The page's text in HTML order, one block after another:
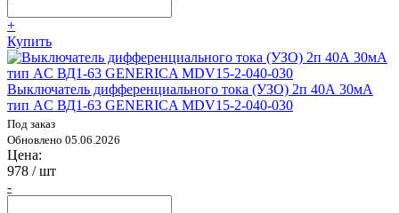
+
Купить
Выключатель дифференциального тока (УЗО) 2п 40А 30мА
тип AC ВД1-63 GENERICA MDV15-2-040-030
Под заказ
Обновлено 05.06.2026
Цена:
978 / шт
-